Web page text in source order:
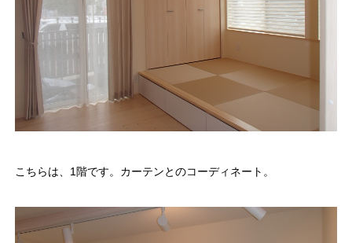
こちらは、1階です。カーテンとのコーディネート。